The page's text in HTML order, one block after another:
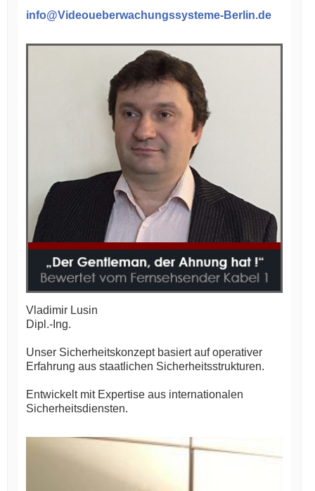
info@Videoueberwachungssysteme-Berlin.de
Vladimir Lusin
Dipl.-Ing.
Unser Sicherheitskonzept basiert auf operativer
Erfahrung aus staatlichen Sicherheitsstrukturen.
Entwickelt mit Expertise aus internationalen
Sicherheitsdiensten.